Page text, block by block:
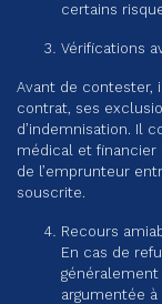
certains
Vérifications
Avant de contester,
contrat, ses
d’indemnisation. Il
médical et
de l’emprunteur
souscrite.
Recours
En cas de
argumentée à